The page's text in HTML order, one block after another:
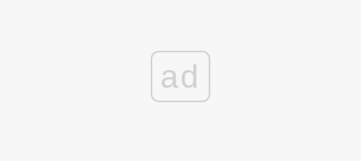
ad